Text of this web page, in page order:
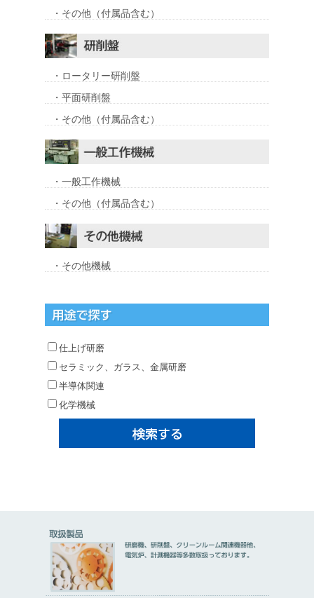
・その他（付属品含む）
・ロータリー研削盤
・平面研削盤
・その他（付属品含む）
・一般工作機械
・その他（付属品含む）
・その他機械
仕上げ研磨
セラミック、ガラス、金属研磨
半導体関連
化学機械